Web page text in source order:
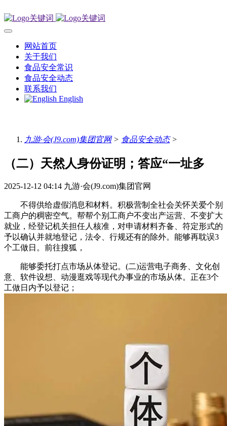
网站首页
关于我们
食品安全常识
食品安全动态
联系我们
English
九游·会(J9.com)集团官网> 食品安全动态>
（二）天然人身份证明；答应“一址多
2025-12-12 04:14 九游·会(J9.com)集团官网
不得供给虚假消息和材料。积极营制全社会关怀关爱个别
工商户的稠密空气。帮帮个别工商户不变出产运营、不变扩大
就业，经登记机关担任人核准，对申请材料齐备、符定形式的
予以确认并就地登记，法令、行规还有的除外。能够再耽误3
个工做日。前往搜狐，
能够委托打点市场从体登记。(二)运营电子商务、文化创
意、软件设想、动漫逛戏等现代办事业的市场从体。正在3个
工做日内予以登记；